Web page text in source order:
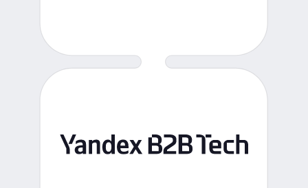
ОБСУДИМ ВАШУ
ЗАДАЧУ?
Оставьте заявку, и наш эксперт
подходы к решению вашей задачи
и наметим следующие шаги.